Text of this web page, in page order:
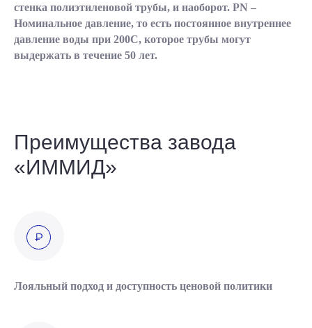
стенка полиэтиленовой трубы, и наоборот. PN –
Номинальное давление, то есть постоянное внутреннее
давление воды при 200С, которое трубы могут
выдержать в течение 50 лет.
Преимущества завода
«ИММИД»
Лояльный подход и доступность ценовой политики